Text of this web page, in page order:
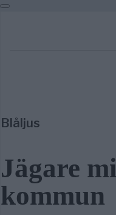
Blåljus
Jägare
kommun